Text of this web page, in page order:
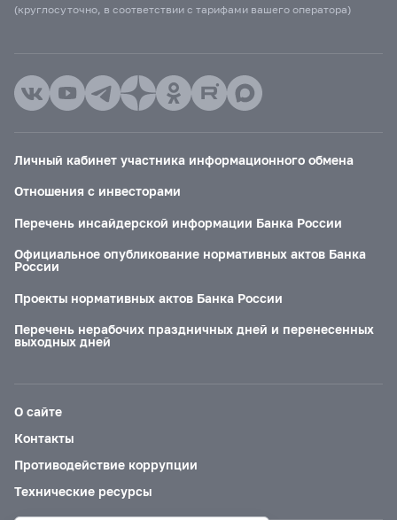
(круглосуточно, в соответствии с тарифами вашего оператора)
Личный кабинет участника информационного обмена
Отношения с инвесторами
Перечень инсайдерской информации Банка России
Официальное опубликование нормативных актов Банка
России
Проекты нормативных актов Банка России
Перечень нерабочих праздничных дней и перенесенных
выходных дней
О сайте
Контакты
Противодействие коррупции
Технические ресурсы